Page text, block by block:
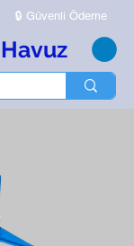
🔒 Güvenli Ödeme